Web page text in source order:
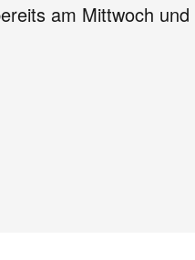
am Mittwoch